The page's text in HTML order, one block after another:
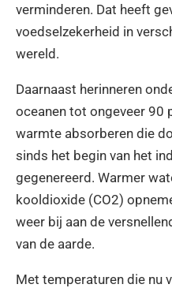
verminderen. Dat heeft
voedselzekerheid in
wereld.
Daarnaast herinneren
oceanen tot ongeveer 90
warmte absorberen die
sinds het begin van het
gegenereerd. Warmer
kooldioxide (CO2)
weer bij aan de
van de aarde.
Met temperaturen die nu